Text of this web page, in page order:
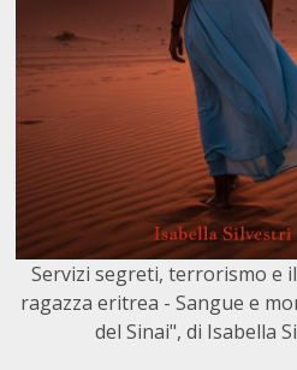
Servizi segreti, terrorismo e
ragazza eritrea - Sangue e
del Sinai", di Isabella